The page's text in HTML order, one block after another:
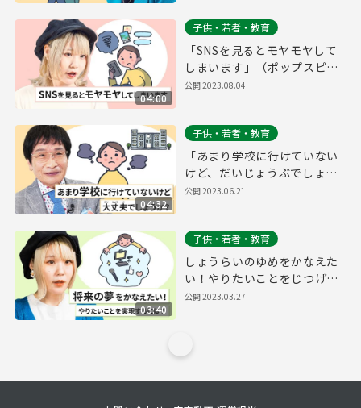
04:00
子供・若者・教育
「SNSを見るとモヤモヤして
しまいます」（ポップスピア
ニスト ハラミちゃんさん）～
公開2023.08.04
04:32
子供・若者・教育
「あまり学校に行けていない
けど、だいじょうぶでしょう
か？」(教育評論家 尾木直樹さ
公開2023.06.21
03:40
子供・若者・教育
しょうらいのゆめをかなえた
い！やりたいことをじつげん
するには？（ポップスピアニ
公開2023.03.27